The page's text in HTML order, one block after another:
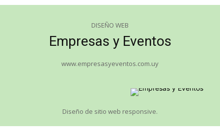
DISEÑO WEB
Empresas y Eventos
www.empresasyeventos.com.uy
Diseño de sitio web responsive.